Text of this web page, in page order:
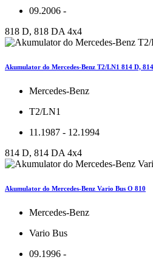
09.2006 -
818 D, 818 DA 4x4
Akumulator do Mercedes-Benz T2/LN1 814 D,
Mercedes-Benz
T2/LN1
11.1987 - 12.1994
814 D, 814 DA 4x4
Akumulator do Mercedes-Benz Vario Bus O 810
Mercedes-Benz
Vario Bus
09.1996 -